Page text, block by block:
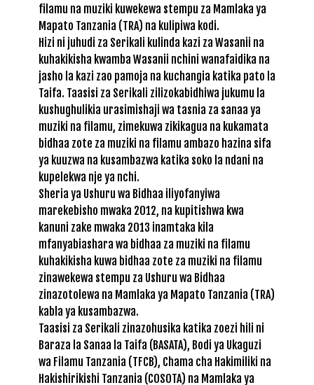
filamu na muziki kuwekewa stempu za Mamlaka ya
Mapato Tanzania (TRA) na kulipiwa kodi.
Hizi ni juhudi za Serikali kulinda kazi za Wasanii na
kuhakikisha kwamba Wasanii nchini wanafaidika na
jasho la kazi zao pamoja na kuchangia katika pato la
Taifa. Taasisi za Serikali zilizokabidhiwa jukumu la
kushughulikia urasimishaji wa tasnia za sanaa ya
muziki na filamu, zimekuwa zikikagua na kukamata
bidhaa zote za muziki na filamu ambazo hazina sifa
ya kuuzwa na kusambazwa katika soko la ndani na
kupelekwa nje ya nchi.
Sheria ya Ushuru wa Bidhaa iliyofanyiwa
marekebisho mwaka 2012, na kupitishwa kwa
kanuni zake mwaka 2013 inamtaka kila
mfanyabiashara wa bidhaa za muziki na filamu
kuhakikisha kuwa bidhaa zote za muziki na filamu
zinawekewa stempu za Ushuru wa Bidhaa
zinazotolewa na Mamlaka ya Mapato Tanzania (TRA)
kabla ya kusambazwa.
Taasisi za Serikali zinazohusika katika zoezi hili ni
Baraza la Sanaa la Taifa (BASATA), Bodi ya Ukaguzi
wa Filamu Tanzania (TFCB), Chama cha Hakimiliki na
Hakishirikishi Tanzania (COSOTA) na Mamlaka ya